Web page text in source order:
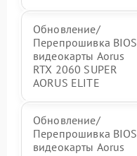
Обновление/
Перепрошивка BIOS
видеокарты Aorus
RTX 2060 SUPER
AORUS ELITE
Обновление/
Перепрошивка BIOS
видеокарты Aorus